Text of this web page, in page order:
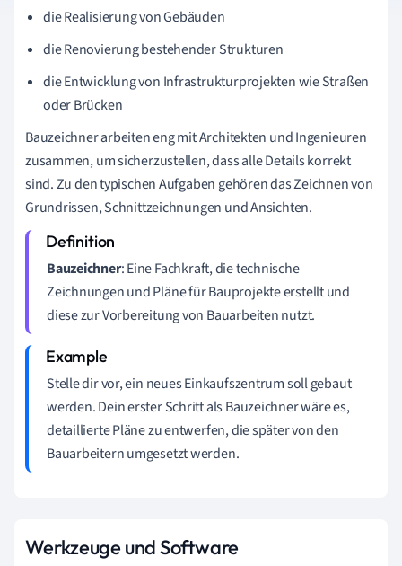
die Realisierung von Gebäuden
die Renovierung bestehender Strukturen
die Entwicklung von Infrastrukturprojekten wie Straßen
oder Brücken
Bauzeichner arbeiten eng mit Architekten und Ingenieuren
zusammen, um sicherzustellen, dass alle Details korrekt
sind. Zu den typischen Aufgaben gehören das Zeichnen von
Grundrissen, Schnittzeichnungen und Ansichten.
Bauzeichner: Eine Fachkraft, die technische
Zeichnungen und Pläne für Bauprojekte erstellt und
diese zur Vorbereitung von Bauarbeiten nutzt.
Stelle dir vor, ein neues Einkaufszentrum soll gebaut
werden. Dein erster Schritt als Bauzeichner wäre es,
detaillierte Pläne zu entwerfen, die später von den
Bauarbeitern umgesetzt werden.
Werkzeuge und Software